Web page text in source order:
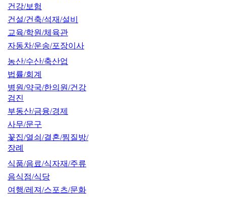
건강/보험
건설/건축/석재/설비
교육/학원/체육관
자동차/운송/포장이사
농산/수산/축산업
법률/회계
병원/약국/한의원/건강
검진
부동산/금융/경제
사무/문구
꽃집/열쇠/결혼/찜질방/
장례
식품/음료/식자재/주류
음식점/식당
여행/레져/스포츠/문화